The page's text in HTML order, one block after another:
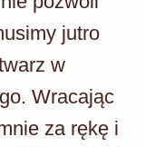
jutro
w
Wracając
za rękę i